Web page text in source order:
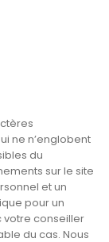
ne n’englobent
du
sur le site
et un
pour un
conseiller
du cas. Nous